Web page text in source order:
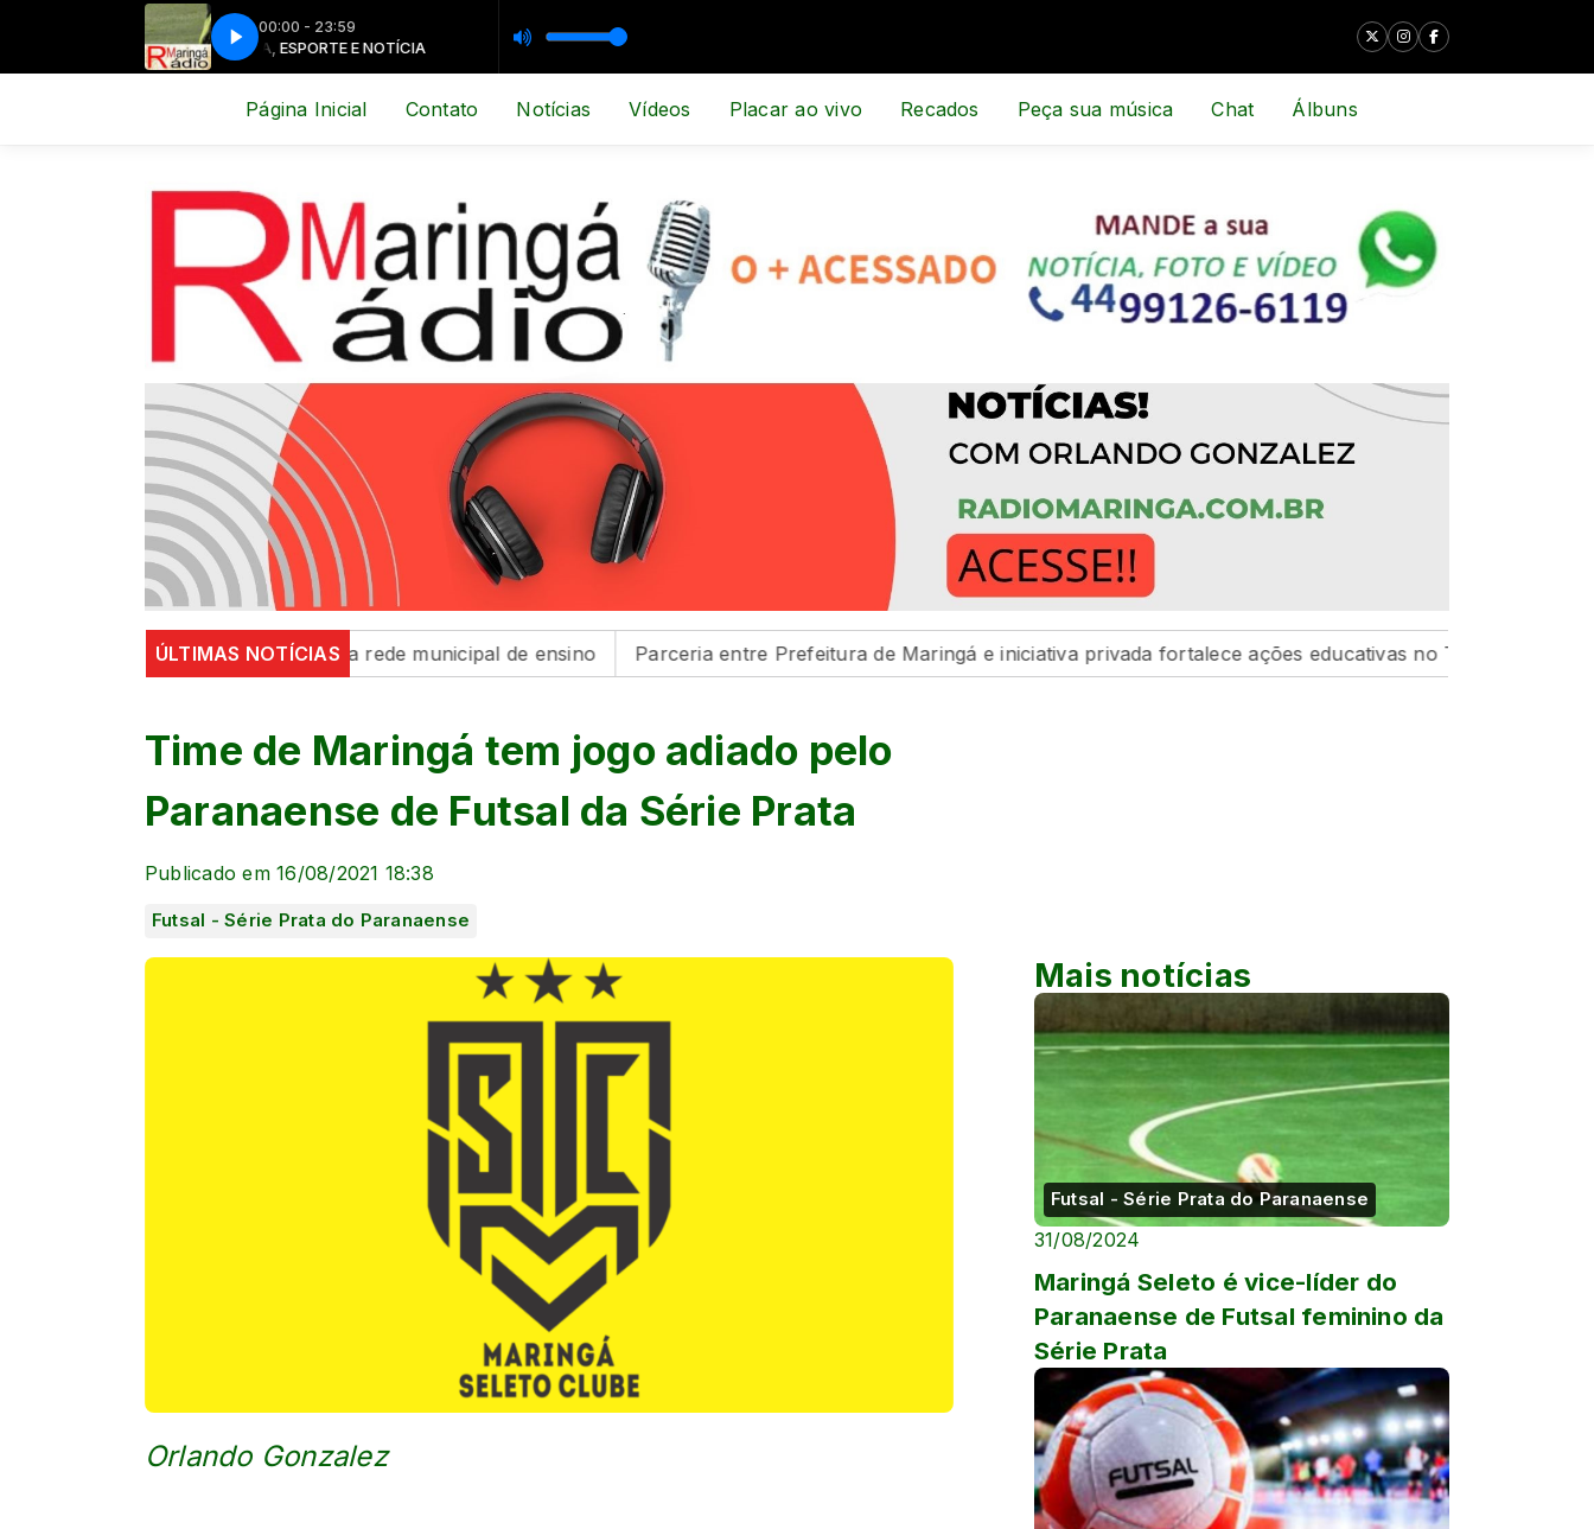
00:00 - 23:59
MÚSICA, ESPORTE E NOTÍCIA MÚSICA, ESPORTE E NOTÍCIA
Página Inicial Contato Notícias Vídeos Placar ao vivo Recados Peça sua música Chat Álbuns
ÚLTIMAS NOTÍCIAS
para alunos da rede municipal de ensino Parceria entre Prefeitura de Maringá e iniciativa privada fortalece ações educativas no TechBus
Time de Maringá tem jogo adiado pelo
Paranaense de Futsal da Série Prata
Publicado em 16/08/2021 18:38
Futsal - Série Prata do Paranaense
Orlando Gonzalez
Mais notícias
Futsal - Série Prata do Paranaense
31/08/2024
Maringá Seleto é vice-líder do
Paranaense de Futsal feminino da
Série Prata